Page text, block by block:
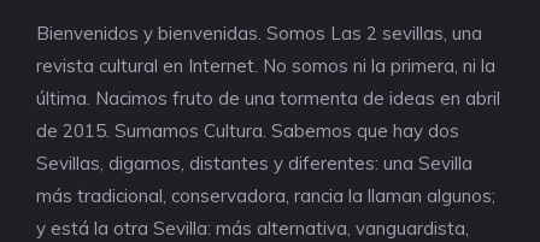
Bienvenidos y bienvenidas. Somos Las 2 sevillas, una
revista cultural en Internet. No somos ni la primera, ni la
última. Nacimos fruto de una tormenta de ideas en abril
de 2015. Sumamos Cultura. Sabemos que hay dos
Sevillas, digamos, distantes y diferentes: una Sevilla
más tradicional, conservadora, rancia la llaman algunos;
y está la otra Sevilla: más alternativa, vanguardista,